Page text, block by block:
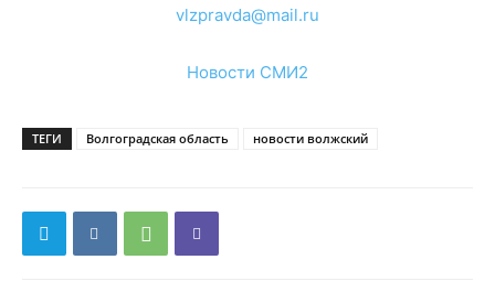
vlzpravda@mail.ru
Новости СМИ2
ТЕГИ Волгоградская область новости волжский